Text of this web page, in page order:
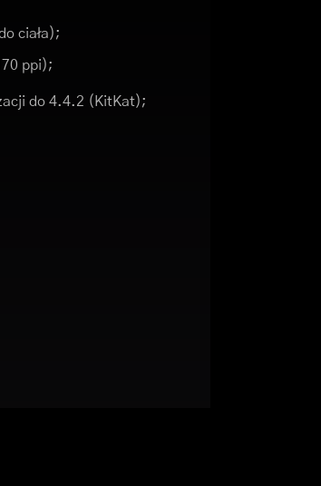
ciała);
ppi);
do 4.4.2 (KitKat);